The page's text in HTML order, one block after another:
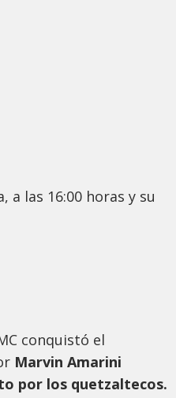
a las 16:00 horas y su
conquistó el
Marvin Amarini
por los quetzaltecos.